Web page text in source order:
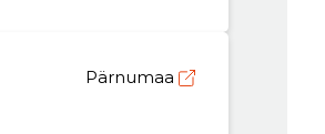
Pärnumaa